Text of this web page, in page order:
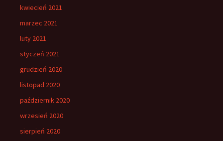
kwiecień 2021
marzec 2021
luty 2021
styczeń 2021
grudzień 2020
listopad 2020
październik 2020
wrzesień 2020
sierpień 2020